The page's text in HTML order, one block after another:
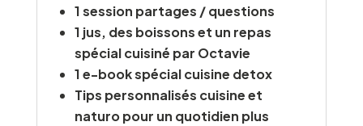
1 session partages / questions
1 jus, des boissons et un repas
spécial cuisiné par Octavie
1 e-book spécial cuisine detox
Tips personnalisés cuisine et
naturo pour un quotidien plus